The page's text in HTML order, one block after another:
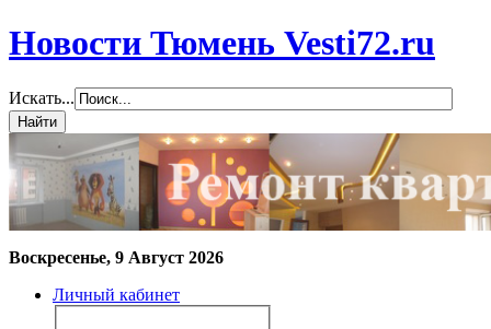
Новости Тюмень Vesti72.ru
Искать...
Воскресенье, 9 Август 2026
Личный кабинет